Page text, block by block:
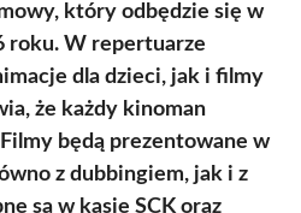
który odbędzie się w
roku. W repertuarze
dla dzieci, jak i filmy
że każdy kinoman
będą prezentowane w
z dubbingiem, jak i z
są w kasie SCK oraz